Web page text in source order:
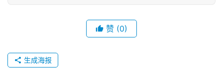
赞 (0)
生成海报